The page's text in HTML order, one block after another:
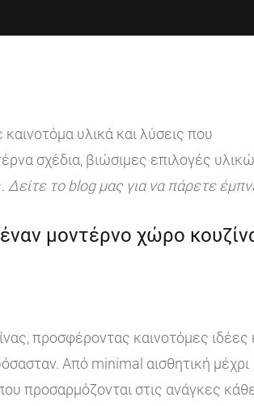
υλικά και λύσεις που
σχέδια, βιώσιμες επιλογές
Δείτε το blog μας για να πάρετε
μοντέρνο χώρο
προσφέροντας καινοτόμες ιδέες
Από minimal αισθητική μέχρι
προσαρμόζονται στις ανάγκες